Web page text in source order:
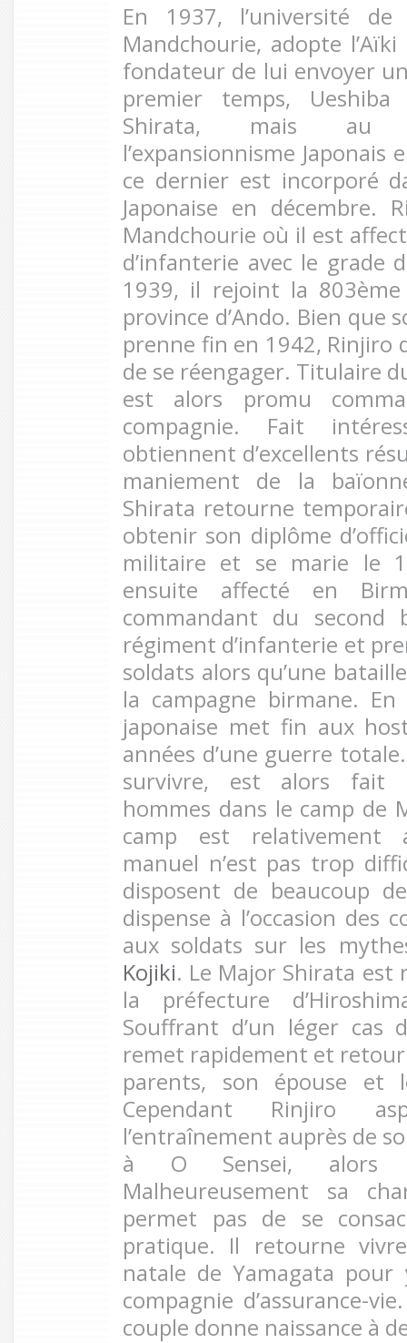
En 1937, l’université
Mandchourie, adopte
fondateur de lui envoyer
premier temps, Ueshiba
Shirata, mais au
l’expansionnisme Japonais
ce dernier est incorporé
Japonaise en décembre.
Mandchourie où il est
d’infanterie avec le grade
1939, il rejoint la
province d’Ando. Bien que
prenne fin en 1942, Rinjiro
de se réengager. Titulaire
est alors promu
compagnie. Fait
obtiennent d’excellents
maniement de la
Shirata retourne
obtenir son diplôme
militaire et se marie le
ensuite affecté en
commandant du second
régiment d’infanterie et
soldats alors qu’une
la campagne birmane.
japonaise met fin aux
années d’une guerre
survivre, est alors fait
hommes dans le camp de
camp est relativement
manuel n’est pas trop
disposent de beaucoup
dispense à l’occasion des
aux soldats sur les
Kojiki. Le Major Shirata est
la préfecture
Souffrant d’un léger cas
remet rapidement et
parents, son épouse et
Cependant Rinjiro
l’entraînement auprès de
à O Sensei, alors
Malheureusement sa
permet pas de se
pratique. Il retourne
natale de Yamagata
compagnie d’assurance-
couple donne naissance à